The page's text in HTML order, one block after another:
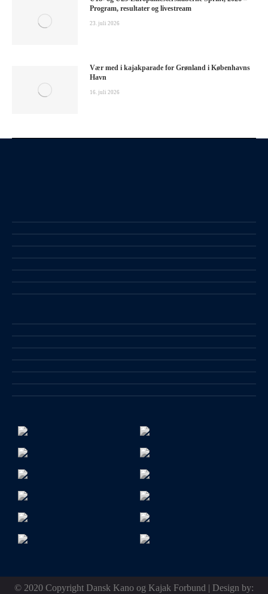
Program, resultater og livestream
23. juli 2026
Vær med i kajakparade for Grønland i Københavns
Havn
16. juli 2026
© 2020 Copyright Dansk Kano og Kajak Forbund | Design by: